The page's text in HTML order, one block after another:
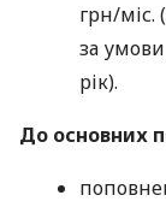
грн/міс.
за
рік).
До основних